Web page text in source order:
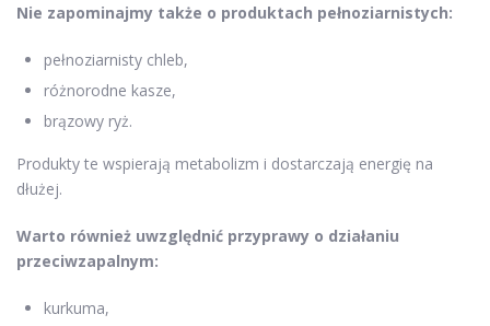
Nie zapominajmy także o produktach pełnoziarnistych:
pełnoziarnisty chleb,
różnorodne kasze,
brązowy ryż.
Produkty te wspierają metabolizm i dostarczają energię na
dłużej.
Warto również uwzględnić przyprawy o działaniu
przeciwzapalnym:
kurkuma,